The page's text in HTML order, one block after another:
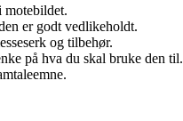
motebildet.
er godt vedlikeholdt.
og tilbehør.
på hva du skal bruke den til.